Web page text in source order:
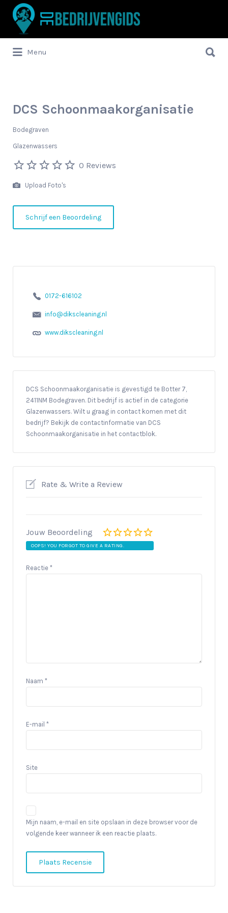
Zoek
naar:
Menu
naar:
DCS Schoonmaakorganisatie
Bodegraven
Glazenwassers
0 Reviews
Upload Foto's
Schrijf een Beoordeling
0172-616102
info@dikscleaning.nl
www.dikscleaning.nl
DCS Schoonmaakorganisatie is gevestigd te Botter 7,
2411NM Bodegraven. Dit bedrijf is actief in de categorie
Glazenwassers. Wilt u graag in contact komen met dit
bedrijf? Bekijk de contactinformatie van DCS
Schoonmaakorganisatie in het contactblok.
Rate & Write a Review
Jouw Beoordeling
OOPS! YOU FORGOT TO GIVE A RATING.
Reactie *
Naam *
E-mail *
Site
Mijn naam, e-mail en site opslaan in deze browser voor de
volgende keer wanneer ik een reactie plaats.